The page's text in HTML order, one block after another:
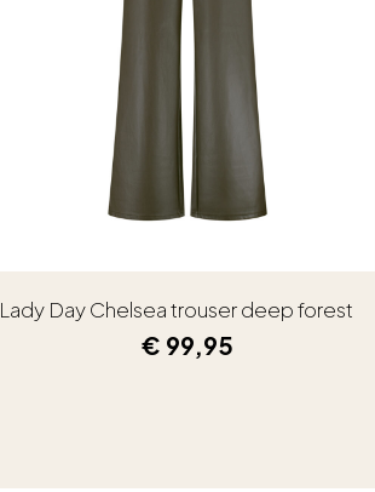
Lady Day Chelsea trouser deep forest
€ 99,95